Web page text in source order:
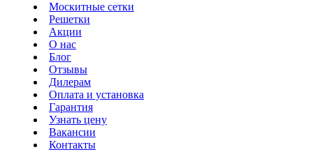
Москитные сетки
Решетки
Акции
О нас
Блог
Отзывы
Дилерам
Оплата и установка
Гарантия
Узнать цену
Вакансии
Контакты